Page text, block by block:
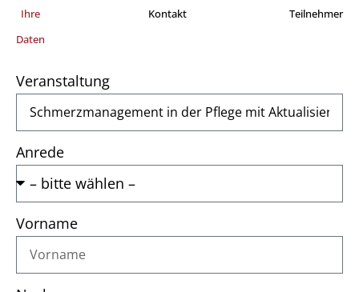
Ihre
Daten
Kontakt Teilnehmer
Veranstaltung
Anrede
Vorname